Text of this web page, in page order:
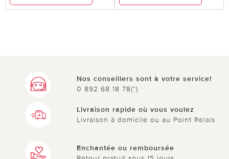
Nos conseillers sont à votre service!
0 892 68 18 78(*)
Livraison rapide où vous voulez
Livraison à domicile ou au Point Relais
Enchantée ou remboursée